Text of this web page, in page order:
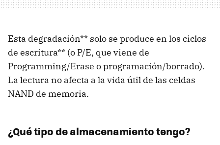
Esta degradación** solo se produce en los ciclos
de escritura** (o P/E, que viene de
Programming/Erase o programación/borrado).
La lectura no afecta a la vida útil de las celdas
NAND de memoria.
¿Qué tipo de almacenamiento tengo?